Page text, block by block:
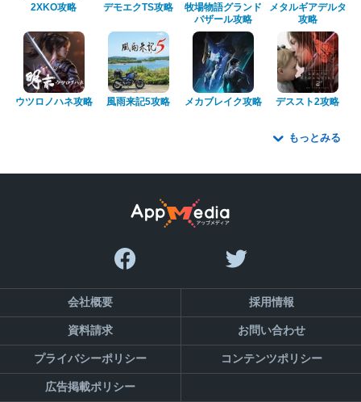
2XKO攻略 デモエクTS攻略
牧場物語グランド
バザール攻略
メタルギアデルタ
攻略
ウツロノハネ攻略 風雨来記5攻略 メカブレイク攻略 デススト2攻略
もっとみる
会社概要 採用情報
資料請求 お問い合わせ
プライバシーポリシー コンテンツポリシー
広告掲載ポリシー